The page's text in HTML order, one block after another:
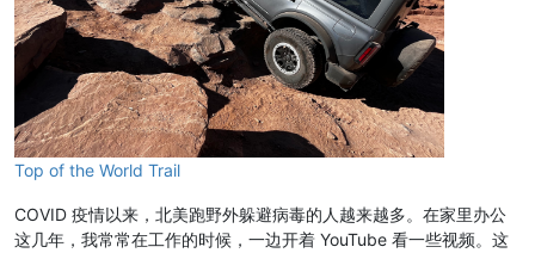
Top of the World Trail
COVID 疫情以来，北美跑野外躲避病毒的人越来越多。在家里办公
这几年，我常常在工作的时候，一边开着 YouTube 看一些视频。这